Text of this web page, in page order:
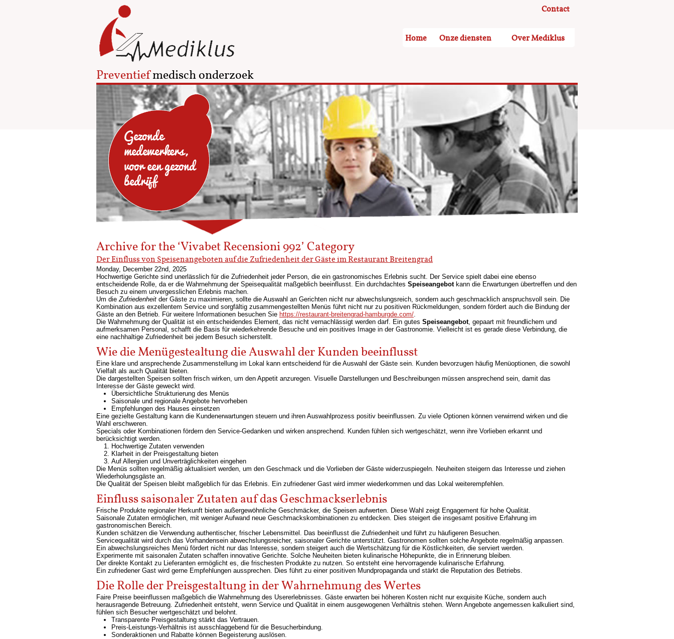
Preventiefmedisch onderzoek
Contact
Home Onze diensten Over Mediklus
Gezonde
medewerkers,
voor een gezond
bedrijf
Archive for the ‘Vivabet Recensioni 992’ Category
Der Einfluss von Speisenangeboten auf die Zufriedenheit der Gäste im Restaurant Breitengrad
Monday, December 22nd, 2025
Hochwertige Gerichte sind unerlässlich für die Zufriedenheit jeder Person, die ein gastronomisches Erlebnis sucht. Der Service spielt dabei eine ebenso
entscheidende Rolle, da er die Wahrnehmung der Speisequalität maßgeblich beeinflusst. Ein durchdachtes Speiseangebotkann die Erwartungen übertreffen und den
Besuch zu einem unvergesslichen Erlebnis machen.
Um dieZufriedenheit der Gäste zu maximieren, sollte die Auswahl an Gerichten nicht nur abwechslungsreich, sondern auch geschmacklich anspruchsvoll sein. Die
Kombination aus exzellentem Service und sorgfältig zusammengestellten Menüs führt nicht nur zu positiven Rückmeldungen, sondern fördert auch die Bindung der
Gäste an den Betrieb. Für weitere Informationen besuchen Sie https://restaurant-breitengrad-hamburgde.com/.
Die Wahrnehmung der Qualität ist ein entscheidendes Element, das nicht vernachlässigt werden darf. Ein gutes Speiseangebot, gepaart mit freundlichem und
aufmerksamen Personal, schafft die Basis für wiederkehrende Besuche und ein positives Image in der Gastronomie. Vielleicht ist es gerade diese Verbindung, die
eine nachhaltige Zufriedenheit bei jedem Besuch sicherstellt.
Wie die Menügestealtung die Auswahl der Kunden beeinflusst
Eine klare und ansprechende Zusammenstellung im Lokal kann entscheidend für die Auswahl der Gäste sein. Kunden bevorzugen häufig Menüoptionen, die sowohl
Vielfalt als auch Qualität bieten.
Die dargestellten Speisen sollten frisch wirken, um den Appetit anzuregen. Visuelle Darstellungen und Beschreibungen müssen ansprechend sein, damit das
Interesse der Gäste geweckt wird.
Übersichtliche Strukturierung des Menüs
Saisonale und regionale Angebote hervorheben
Empfehlungen des Hauses einsetzen
Eine gezielte Gestaltung kann die Kundenerwartungen steuern und ihren Auswahlprozess positiv beeinflussen. Zu viele Optionen können verwirrend wirken und die
Wahl erschweren.
Specials oder Kombinationen fördern den Service-Gedanken und wirken ansprechend. Kunden fühlen sich wertgeschätzt, wenn ihre Vorlieben erkannt und
berücksichtigt werden.
Hochwertige Zutaten verwenden
Klarheit in der Preisgestaltung bieten
Auf Allergien und Unverträglichkeiten eingehen
Die Menüs sollten regelmäßig aktualisiert werden, um den Geschmack und die Vorlieben der Gäste widerzuspiegeln. Neuheiten steigern das Interesse und ziehen
Wiederholungsgäste an.
Die Qualität der Speisen bleibt maßgeblich für das Erlebnis. Ein zufriedener Gast wird immer wiederkommen und das Lokal weiterempfehlen.
Einfluss saisonaler Zutaten auf das Geschmackserlebnis
Frische Produkte regionaler Herkunft bieten außergewöhnliche Geschmäcker, die Speisen aufwerten. Diese Wahl zeigt Engagement für hohe Qualität.
Saisonale Zutaten ermöglichen, mit weniger Aufwand neue Geschmackskombinationen zu entdecken. Dies steigert die insgesamt positive Erfahrung im
gastronomischen Bereich.
Kunden schätzen die Verwendung authentischer, frischer Lebensmittel. Das beeinflusst die Zufriedenheit und führt zu häufigeren Besuchen.
Servicequalität wird durch das Vorhandensein abwechslungsreicher, saisonaler Gerichte unterstützt. Gastronomen sollten solche Angebote regelmäßig anpassen.
Ein abwechslungsreiches Menü fördert nicht nur das Interesse, sondern steigert auch die Wertschätzung für die Köstlichkeiten, die serviert werden.
Experimente mit saisonalen Zutaten schaffen innovative Gerichte. Solche Neuheiten bieten kulinarische Höhepunkte, die in Erinnerung bleiben.
Der direkte Kontakt zu Lieferanten ermöglicht es, die frischesten Produkte zu nutzen. So entsteht eine hervorragende kulinarische Erfahrung.
Ein zufriedener Gast wird gerne Empfehlungen aussprechen. Dies führt zu einer positiven Mundpropaganda und stärkt die Reputation des Betriebs.
Die Rolle der Preisgestaltung in der Wahrnehmung des Wertes
Faire Preise beeinflussen maßgeblich die Wahrnehmung des Usererlebnisses. Gäste erwarten bei höheren Kosten nicht nur exquisite Küche, sondern auch
herausragende Betreuung. Zufriedenheit entsteht, wenn Service und Qualität in einem ausgewogenen Verhältnis stehen. Wenn Angebote angemessen kalkuliert sind,
fühlen sich Besucher wertgeschätzt und belohnt.
Transparente Preisgestaltung stärkt das Vertrauen.
Preis-Leistungs-Verhältnis ist ausschlaggebend für die Besucherbindung.
Sonderaktionen und Rabatte können Begeisterung auslösen.